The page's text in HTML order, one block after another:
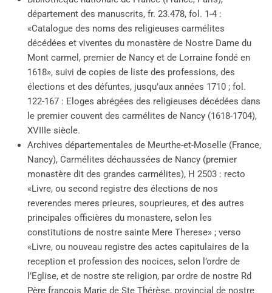
département des manuscrits, fr. 23.478, fol. 1-4 :
«Catalogue des noms des religieuses carmélites
décédées et viventes du monastère de Nostre Dame du
Mont carmel, premier de Nancy et de Lorraine fondé en
1618», suivi de copies de liste des professions, des
élections et des défuntes, jusqu’aux années 1710 ; fol.
122-167 : Eloges abrégées des religieuses décédées dans
le premier couvent des carmélites de Nancy (1618-1704),
XVIIIe siècle.
Archives départementales de Meurthe-et-Moselle (France,
Nancy), Carmélites déchaussées de Nancy (premier
monastère dit des grandes carmélites), H 2503 : recto
«Livre, ou second registre des élections de nos
reverendes meres prieures, souprieures, et des autres
principales officières du monastere, selon les
constitutions de nostre sainte Mere Therese» ; verso
«Livre, ou nouveau registre des actes capitulaires de la
reception et profession des nocices, selon l’ordre de
l’Eglise, et de nostre ste religion, par ordre de nostre Rd
Père françois Marie de Ste Thérèse, provincial de nostre